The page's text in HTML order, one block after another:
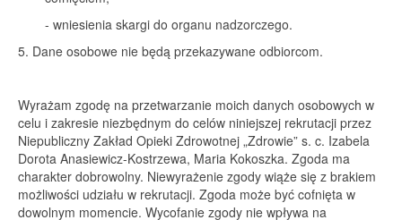
- wniesienia skargi do organu nadzorczego.
5. Dane osobowe nie będą przekazywane odbiorcom.
Wyrażam zgodę na przetwarzanie moich danych osobowych w
celu i zakresie niezbędnym do celów niniejszej rekrutacji przez
Niepubliczny Zakład Opieki Zdrowotnej „Zdrowie” s. c. Izabela
Dorota Anasiewicz-Kostrzewa, Maria Kokoszka. Zgoda ma
charakter dobrowolny. Niewyrażenie zgody wiąże się z brakiem
możliwości udziału w rekrutacji. Zgoda może być cofnięta w
dowolnym momencie. Wycofanie zgody nie wpływa na